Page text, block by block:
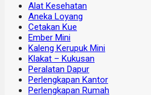
Alat Kesehatan
Aneka Loyang
Cetakan Kue
Ember Mini
Kaleng Kerupuk Mini
Klakat – Kukusan
Peralatan Dapur
Perlengkapan Kantor
Perlengkapan Rumah